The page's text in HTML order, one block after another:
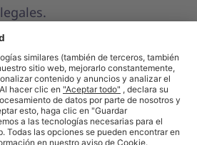
de los datos: tienes
datos personales que hayas
formato de uso común y
a que se transmitan a otro